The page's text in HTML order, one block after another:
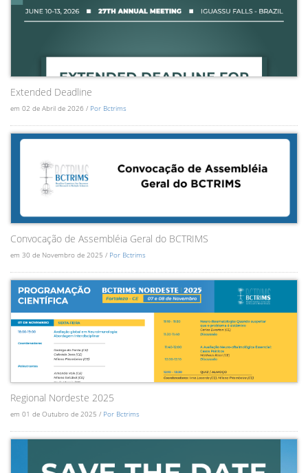
Extended Deadline
em 02 de Abril de 2026 / Por Bctrims
Convocação de Assembléia Geral do BCTRIMS
em 30 de Novembro de 2025 / Por Bctrims
Regional Nordeste 2025
em 01 de Outubro de 2025 / Por Bctrims